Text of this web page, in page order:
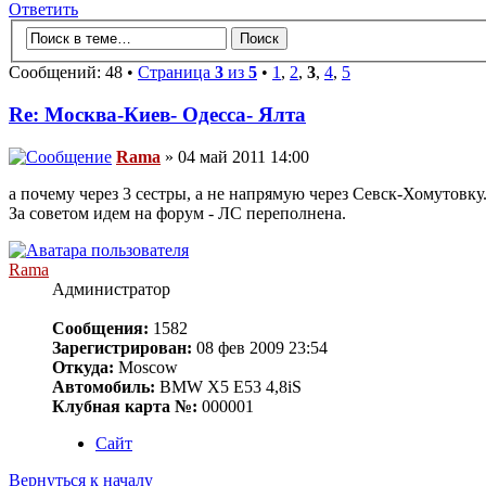
Ответить
Сообщений: 48 • Страница 3 из 5 • 1, 2, 3, 4, 5
Re: Москва-Киев- Одесса- Ялта
Rama » 04 май 2011 14:00
а почему через 3 сестры, а не напрямую через Севск-
За советом идем на форум - ЛС переполнена.
Rama
Администратор
Сообщения: 1582
Зарегистрирован: 08 фев 2009 23:54
Откуда: Moscow
Автомобиль: BMW X5 E53 4,8iS
Клубная карта №: 000001
Сайт
Вернуться к началу